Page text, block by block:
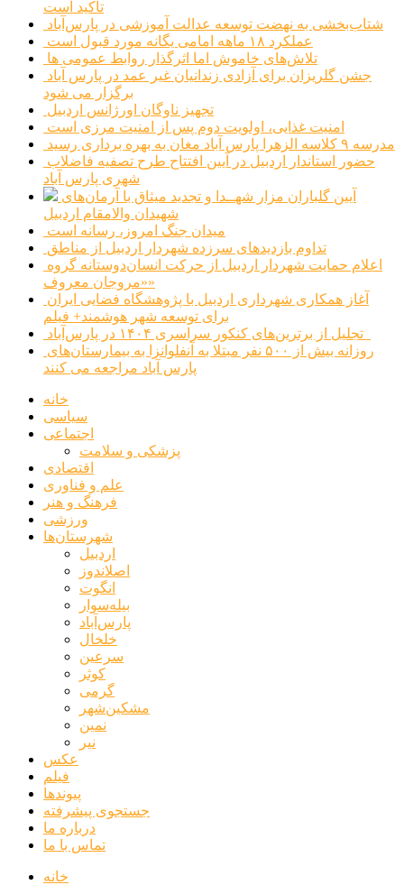
تاکید است
شتاب‌بخشی به نهضت توسعه عدالت آموزشی در پارس‌آباد
عملکرد ۱۸ ماهه امامی یگانه مورد قبول است
تلاش‌های خاموش اما اثرگذار روابط عمومی ها
برگزار می شود
تجهیز ناوگان اورژانس اردبیل
امنیت غذایی، اولویت دوم پس از امنیت مرزی است
مدرسه ۹ کلاسه الزهرا پارس آباد مغان به بهره برداری رسید
شهری پارس آباد
شهیدان والامقام اردبیل
میدان جنگ امروز، رسانه است
تداوم بازدیدهای سرزده شهردار اردبیل از مناطق
«مروجان معروف»
برای توسعه شهر هوشمند+ فیلم
پارس آباد مراجعه می کنند
خانه
سیاسی
اجتماعی
پزشکی و سلامت
اقتصادی
علم و فناوری
فرهنگ و هنر
ورزشی
شهرستان‌ها
اردبیل
اصلاندوز
انگوت
بیله‌سوار
پارس‌آباد
خلخال
سرعین
کوثر
گرمی
مشکین‌شهر
نمین
نیر
عکس
فیلم
پیوندها
جستجوی پیشرفته
درباره ما
تماس با ما
خانه